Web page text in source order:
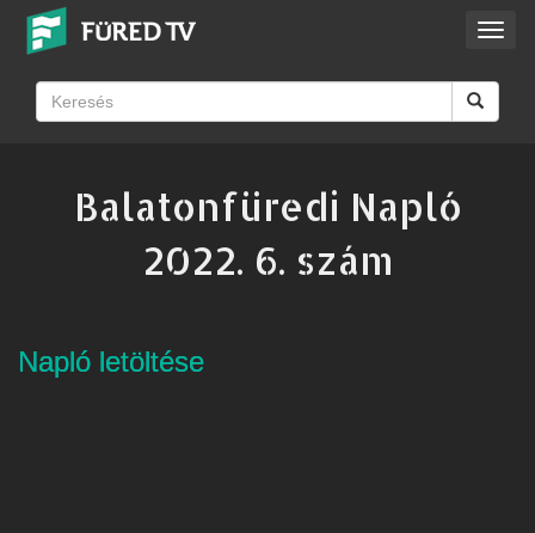
Balatonfüredi Napló
2022. 6. szám
Napló letöltése
Napló letöltése